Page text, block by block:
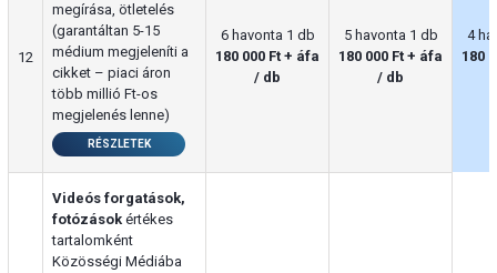
12
megírása, ötletelés
(garantáltan 5-15
médium megjeleníti a
cikket – piaci áron
több millió Ft-os
megjelenés lenne)
RÉSZLETEK
6 havonta 1 db
180 000 Ft + áfa
/ db
5 havonta 1 db
180 000 Ft + áfa
/ db
4
180
Videós forgatások,
fotózások értékes
tartalomként
Közösségi Médiába